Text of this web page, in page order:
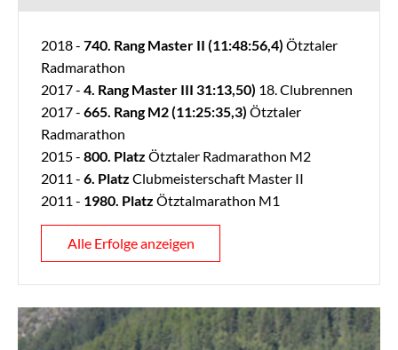
2018 - 740. Rang Master II (11:48:56,4) Ötztaler
Radmarathon
2017 - 4. Rang Master III 31:13,50) 18. Clubrennen
2017 - 665. Rang M2 (11:25:35,3) Ötztaler
Radmarathon
2015 - 800. Platz Ötztaler Radmarathon M2
2011 - 6. Platz Clubmeisterschaft Master II
2011 - 1980. Platz Ötztalmarathon M1
Alle Erfolge anzeigen